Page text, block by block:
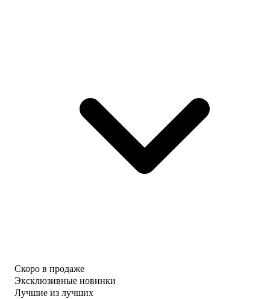
Скоро в продаже
Эксклюзивные новинки
Лучшие из лучших